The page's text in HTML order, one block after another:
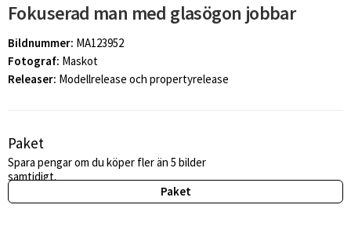
Fokuserad man med glasögon jobbar
Bildnummer: MA123952
Fotograf: Maskot
Releaser: Modellrelease och propertyrelease
Paket
Spara pengar om du köper fler än 5 bilder
samtidigt.
Paket